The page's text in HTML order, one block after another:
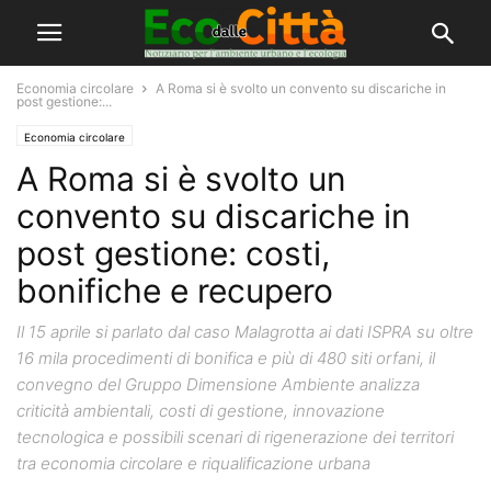
Economia circolare
A Roma si è svolto un convento su discariche in
post gestione:...
Economia circolare
A Roma si è svolto un
convento su discariche in
post gestione: costi,
bonifiche e recupero
Il 15 aprile si parlato dal caso Malagrotta ai dati ISPRA su oltre
16 mila procedimenti di bonifica e più di 480 siti orfani, il
convegno del Gruppo Dimensione Ambiente analizza
criticità ambientali, costi di gestione, innovazione
tecnologica e possibili scenari di rigenerazione dei territori
tra economia circolare e riqualificazione urbana